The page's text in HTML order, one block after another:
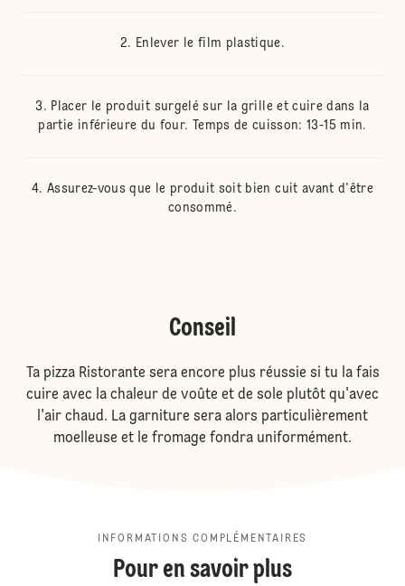
Enlever le film plastique.
Placer le produit surgelé sur la grille et cuire dans la
partie inférieure du four. Temps de cuisson: 13-15 min.
Assurez-vous que le produit soit bien cuit avant d'être
consommé.
Conseil
Ta pizza Ristorante sera encore plus réussie si tu la fais
cuire avec la chaleur de voûte et de sole plutôt qu'avec
l'air chaud. La garniture sera alors particulièrement
moelleuse et le fromage fondra uniformément.
INFORMATIONS COMPLÉMENTAIRES
Pour en savoir plus